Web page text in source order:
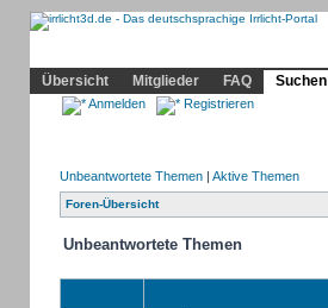
Übersicht
Mitglieder FAQ Suchen
Anmelden Registrieren
Unbeantwortete Themen| Aktive Themen
Foren-Übersicht
Unbeantwortete Themen